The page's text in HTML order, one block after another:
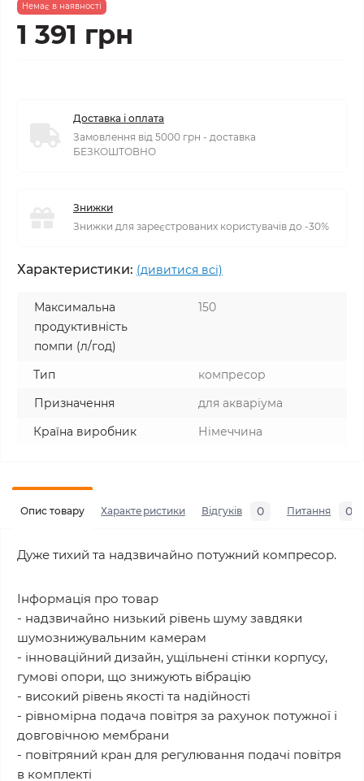
Немає в наявності
1 391 грн
Доставка і оплата
Замовлення від 5000 грн - доставка
БЕЗКОШТОВНО
Знижки
Знижки для зареєстрованих користувачів до -30%
Характеристики: (дивитися всі)
Максимальна
продуктивність
помпи (л/год)
150
Тип
компресор
Призначення
для акваріума
Країна виробник
Німеччина
Опис товару Характеристики Відгуків 0 Питання 0
Дуже тихий та надзвичайно потужний компресор.
Інформація про товар
- надзвичайно низький рівень шуму завдяки
шумознижувальним камерам
- інноваційний дизайн, ущільнені стінки корпусу,
гумові опори, що знижують вібрацію
- високий рівень якості та надійності
- рівномірна подача повітря за рахунок потужної і
довговічною мембрани
- повітряний кран для регулювання подачі повітря
в комплекті